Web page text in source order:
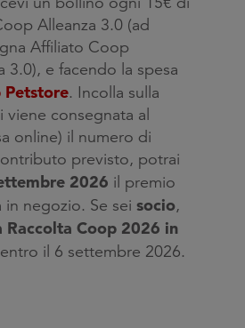
Alleanza 3.0 (ad
Affiliato Coop
3.0), e facendo la spesa
Petstore. Incolla sulla
consegnata al
online) il numero di
previsto, potrai
2026 il premio
negozio. Se sei socio,
Coop 2026 in
il 6 settembre 2026.